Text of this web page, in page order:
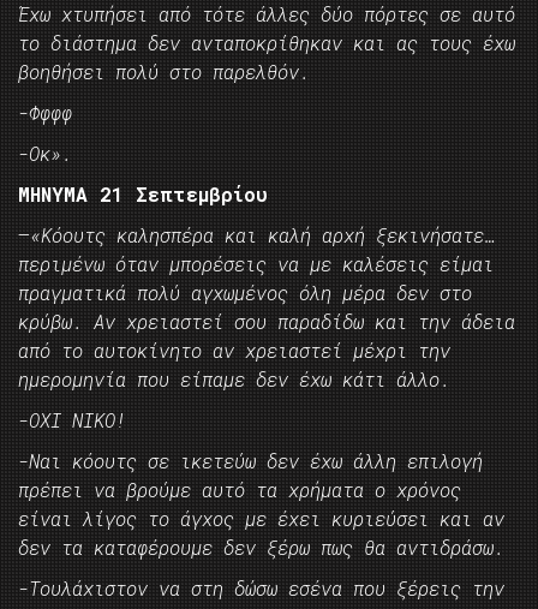
Έχω χτυπήσει από τότε άλλες δύο πόρτες σε αυτό
το διάστημα δεν ανταποκρίθηκαν και ας τους έχω
βοηθήσει πολύ στο παρελθόν.
-Φφφφ
-Οκ».
ΜΗΝΥΜΑ 21 Σεπτεμβρίου
–«Κόουτς καλησπέρα και καλή αρχή ξεκινήσατε…
περιμένω όταν μπορέσεις να με καλέσεις είμαι
πραγματικά πολύ αγχωμένος όλη μέρα δεν στο
κρύβω. Αν χρειαστεί σου παραδίδω και την άδεια
από το αυτοκίνητο αν χρειαστεί μέχρι την
ημερομηνία που είπαμε δεν έχω κάτι άλλο.
-ΟΧΙ ΝΙΚΟ!
-Ναι κόουτς σε ικετεύω δεν έχω άλλη επιλογή
πρέπει να βρούμε αυτό τα χρήματα ο χρόνος
είναι λίγος το άγχος με έχει κυριεύσει και αν
δεν τα καταφέρουμε δεν ξέρω πως θα αντιδράσω.
-Τουλάχιστον να στη δώσω εσένα που ξέρεις την